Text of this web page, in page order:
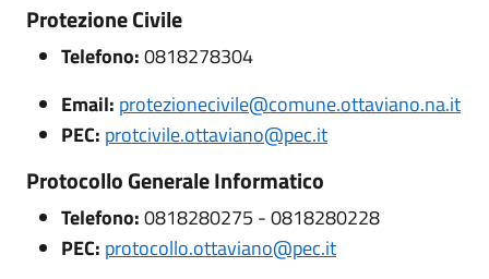
Protezione Civile
Telefono:0818278304
Email: protezionecivile@comune.ottaviano.na.it
PEC: protcivile.ottaviano@pec.it
Protocollo Generale Informatico
Telefono:0818280275 - 0818280228
PEC: protocollo.ottaviano@pec.it